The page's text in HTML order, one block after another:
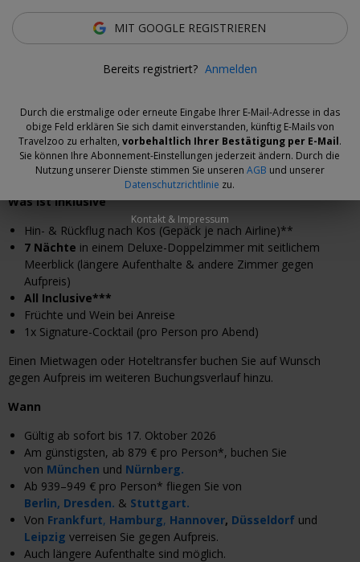
Das Angebot
Am Pool entspannen und dabei auf das Ägäische Meer blicken:
Nur wenige Schritte sind es auch zum Privatstrand.
Ab 879 € pro Person* verbringen Sie 1 Woche mit All Inclusive
auf Kos. Ihre Ersparnis gegenüber den Marktpreisen: zwischen 33
und 39 Prozent.
Was ist inklusive
Hin- & Rückflug nach Kos (Gepäck je nach Airline)**
7 Nächte in einem Deluxe-Doppelzimmer mit seitlichem
Meerblick (längere Aufenthalte & andere Zimmer gegen
Aufpreis)
All Inclusive***
Früchte und Wein bei Anreise
1x Signature-Cocktail (pro Person pro Abend)
Einen Mietwagen oder Hoteltransfer buchen Sie auf Wunsch
gegen Aufpreis im weiteren Buchungsverlauf hinzu.
Wann
Gültig ab sofort bis 17. Oktober 2026
Am günstigsten, ab 879 € pro Person*, buchen Sie
von München und Nürnberg.
Ab 939–949 € pro Person* fliegen Sie von
Berlin, Dresden. & Stuttgart.
Von Frankfurt, Hamburg, Hannover, Düsseldorf und
Leipzig verreisen Sie gegen Aufpreis.
Auch längere Aufenthalte sind möglich.
MIT GOOGLE REGISTRIEREN
Bereits registriert? Anmelden
Durch die erstmalige oder erneute Eingabe Ihrer E-Mail-Adresse in das
obige Feld erklären Sie sich damit einverstanden, künftig E-Mails von
Travelzoo zu erhalten, vorbehaltlich Ihrer Bestätigung per E-Mail.
Sie können Ihre Abonnement-Einstellungen jederzeit ändern. Durch die
Nutzung unserer Dienste stimmen Sie unseren AGB und unserer
Datenschutzrichtlinie zu.
Kontakt & Impressum